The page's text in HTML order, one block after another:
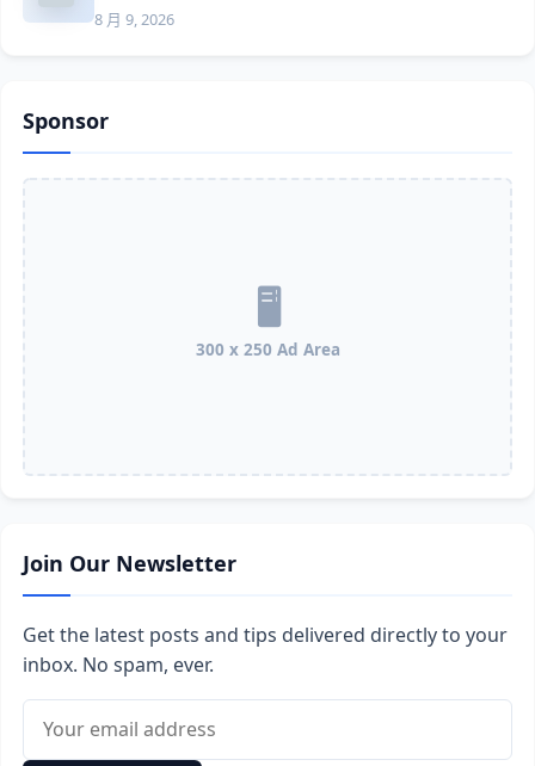
8 月 9, 2026
Sponsor
300 x 250 Ad Area
Join Our Newsletter
Get the latest posts and tips delivered directly to your
inbox. No spam, ever.
Email address